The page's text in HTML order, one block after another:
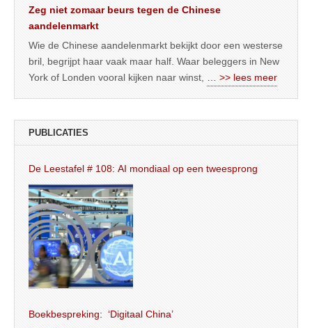
Zeg niet zomaar beurs tegen de Chinese
aandelenmarkt
Wie de Chinese aandelenmarkt bekijkt door een westerse
bril, begrijpt haar vaak maar half. Waar beleggers in New
York of Londen vooral kijken naar winst,
… >> lees meer
PUBLICATIES
De Leestafel # 108: AI mondiaal op een tweesprong
Boekbespreking: ‘Digitaal China’